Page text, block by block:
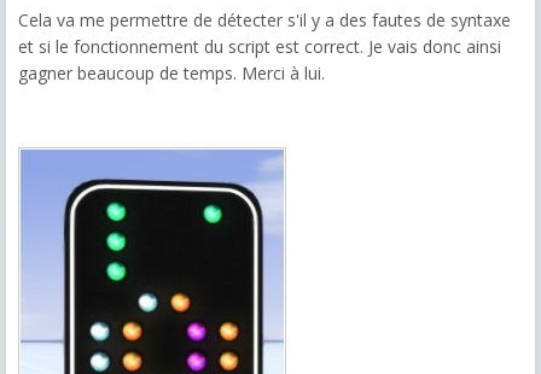
Cela va me permettre de détecter s'il y a des fautes de syntaxe
et si le fonctionnement du script est correct. Je vais donc ainsi
gagner beaucoup de temps. Merci à lui.